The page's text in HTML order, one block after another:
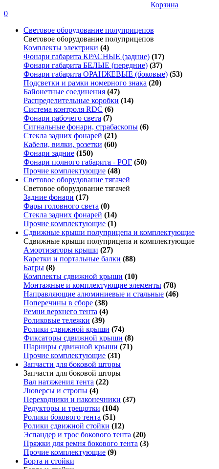
Корзина
0
Световое оборудование полуприцепов
Световое оборудование полуприцепов
Комплекты электрики (4)
Фонари габарита КРАСНЫЕ (задние) (17)
Фонари габарита БЕЛЫЕ (передние) (37)
Фонари габарита ОРАНЖЕВЫЕ (боковые) (53)
Подсветки и рамки номерного знака (20)
Байонетные соединения (47)
Распределительные коробки (14)
Система контроля RDC (6)
Фонари рабочего света (7)
Сигнальные фонари, страбаскопы (6)
Стекла задних фонарей (21)
Кабели, вилки, розетки (60)
Фонари задние (150)
Фонари полного габарита - РОГ (50)
Прочие комплектующие (48)
Световое оборудование тягачей
Световое оборудование тягачей
Задние фонари (17)
Фары головного света (0)
Стекла задних фонарей (14)
Прочие комплектующие (1)
Сдвижные крыши полуприцепа и комплектующие
Сдвижные крыши полуприцепа и комплектующие
Амортизаторы крыши (27)
Каретки и портальные балки (88)
Багры (8)
Комплекты сдвижной крыши (10)
Монтажные и комплектующие элементы (78)
Направляющие алюминиевые и стальные (46)
Поперечины в сборе (38)
Ремни верхнего тента (4)
Роликовые тележки (39)
Ролики сдвижной крыши (74)
Фиксаторы сдвижной крыши (8)
Шарниры сдвижной крыши (71)
Прочие комплектующие (31)
Запчасти для боковой шторы
Запчасти для боковой шторы
Вал натяжения тента (22)
Люверсы и стропы (4)
Переходники и наконечники (37)
Редукторы и трещотки (104)
Ролики бокового тента (51)
Ролики сдвижной стойки (12)
Эспандер и трос бокового тента (20)
Пряжки для ремня бокового тента (3)
Прочие комплектующие (9)
Борта и стойки